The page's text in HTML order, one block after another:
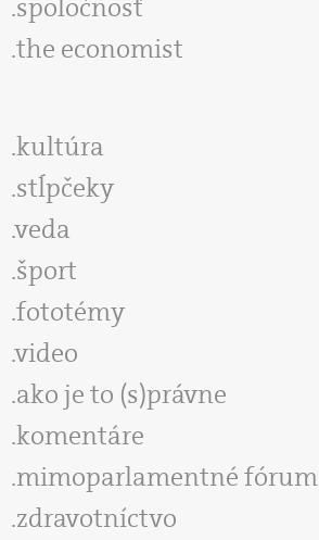
spoločnosť
the economist
kultúra
stĺpčeky
veda
šport
fototémy
video
ako je to (s)právne
komentáre
mimoparlamentné fórum
zdravotníctvo